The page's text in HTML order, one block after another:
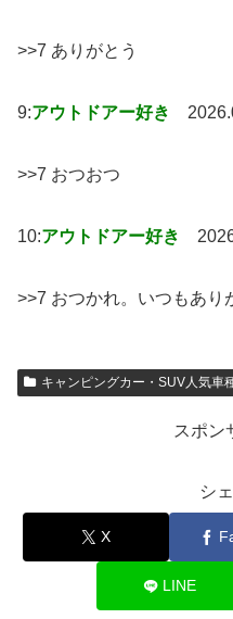
>>7 ありがとう
9:アウトドアー好き
>>7 おつおつ
10:アウトドアー好き
>>7 おつかれ。いつもあり
キャンピングカー・SUV人気車
スポン
シ
X
LINE